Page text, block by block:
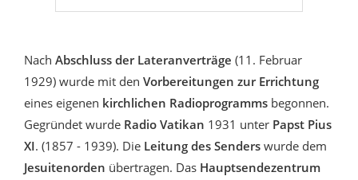
Nach Abschluss der Lateranverträge (11. Februar
1929) wurde mit den Vorbereitungen zur Errichtung
eines eigenen kirchlichen Radioprogramms begonnen.
Gegründet wurde Radio Vatikan 1931 unter Papst Pius
XI. (1857 - 1939). Die Leitung des Senders wurde dem
Jesuitenorden übertragen. Das Hauptsendezentrum